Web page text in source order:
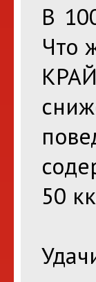
В
Что
50